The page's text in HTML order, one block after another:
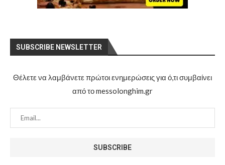
SUBSCRIBE NEWSLETTER
Θέλετε να λαμβάνετε πρώτοι ενημερώσεις για ό,τι συμβαίνει
από το messolonghim.gr